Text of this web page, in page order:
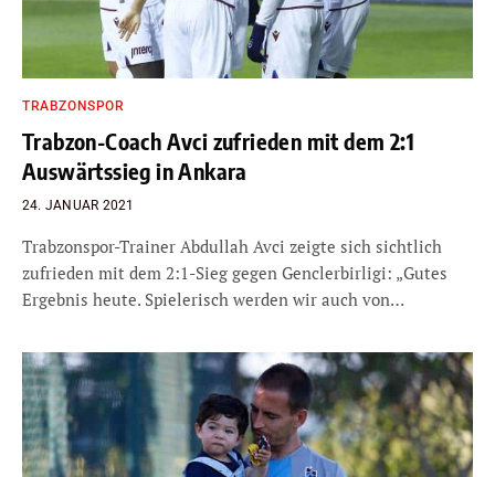
TRABZONSPOR
Trabzon-Coach Avci zufrieden mit dem 2:1
Auswärtssieg in Ankara
24. JANUAR 2021
Trabzonspor-Trainer Abdullah Avci zeigte sich sichtlich
zufrieden mit dem 2:1-Sieg gegen Genclerbirligi: „Gutes
Ergebnis heute. Spielerisch werden wir auch von…